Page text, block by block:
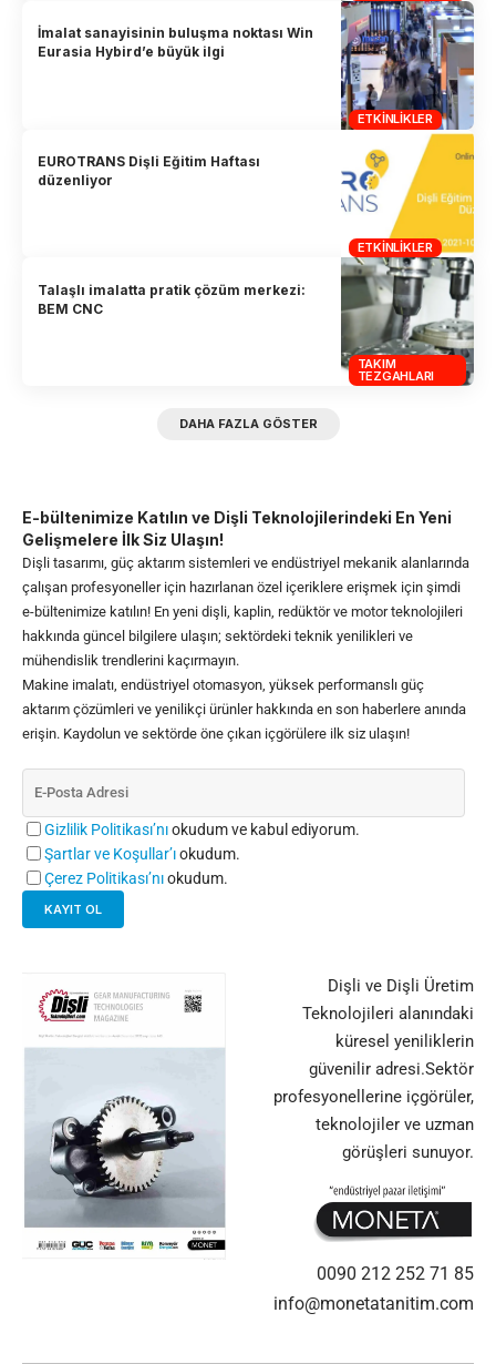
ETKINLIKLER
İmalat sanayisinin buluşma noktası Win
Eurasia Hybird’e büyük ilgi
ETKINLIKLER
EUROTRANS Dişli Eğitim Haftası
düzenliyor
TAKIM
TEZGAHLARI
Talaşlı imalatta pratik çözüm merkezi:
BEM CNC
DAHA FAZLA GÖSTER
E-bültenimize Katılın ve Dişli Teknolojilerindeki En Yeni
Gelişmelere İlk Siz Ulaşın!
Dişli tasarımı, güç aktarım sistemleri ve endüstriyel mekanik alanlarında
çalışan profesyoneller için hazırlanan özel içeriklere erişmek için şimdi
e-bültenimize katılın! En yeni dişli, kaplin, redüktör ve motor teknolojileri
hakkında güncel bilgilere ulaşın; sektördeki teknik yenilikleri ve
mühendislik trendlerini kaçırmayın.
Makine imalatı, endüstriyel otomasyon, yüksek performanslı güç
aktarım çözümleri ve yenilikçi ürünler hakkında en son haberlere anında
erişin. Kaydolun ve sektörde öne çıkan içgörülere ilk siz ulaşın!
Gizlilik Politikası’nıokudum ve kabul ediyorum.
Şartlar ve Koşullar’ıokudum.
Çerez Politikası’nıokudum.
Dişli ve Dişli Üretim
Teknolojileri alanındaki
küresel yeniliklerin
güvenilir adresi.Sektör
profesyonellerine içgörüler,
teknolojiler ve uzman
görüşleri sunuyor.
0090 212 252 71 85
info@monetatanitim.com